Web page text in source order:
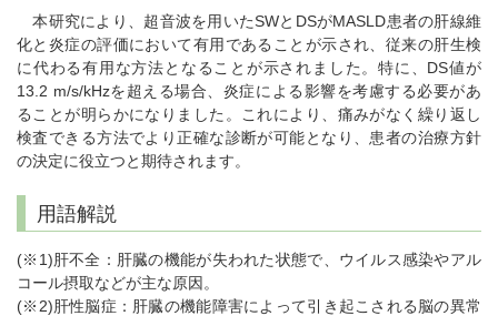
本研究により、超音波を用いたSWとDSがMASLD患者の肝線維
化と炎症の評価において有用であることが示され、従来の肝生検
に代わる有用な方法となることが示されました。特に、DS値が
13.2 m/s/kHzを超える場合、炎症による影響を考慮する必要があ
ることが明らかになりました。これにより、痛みがなく繰り返し
検査できる方法でより正確な診断が可能となり、患者の治療方針
の決定に役立つと期待されます。
用語解説
(※1)肝不全：肝臓の機能が失われた状態で、ウイルス感染やアル
コール摂取などが主な原因。
(※2)肝性脳症：肝臓の機能障害によって引き起こされる脳の異常